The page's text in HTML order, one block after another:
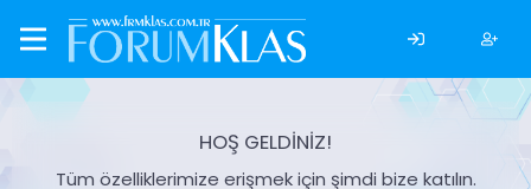
HOŞ GELDİNİZ!
Tüm özelliklerimize erişmek için şimdi bize katılın.